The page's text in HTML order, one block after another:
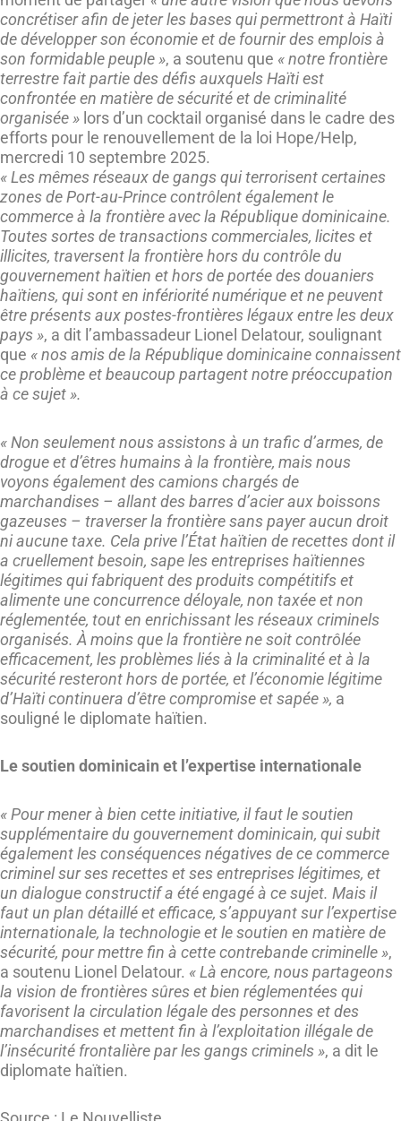
concrétiser afin de jeter les bases qui permettront à Haïti
de développer son économie et de fournir des emplois à
son formidable peuple », a soutenu que « notre frontière
terrestre fait partie des défis auxquels Haïti est
confrontée en matière de sécurité et de criminalité
organisée » lors d’un cocktail organisé dans le cadre des
efforts pour le renouvellement de la loi Hope/Help,
mercredi 10 septembre 2025.
« Les mêmes réseaux de gangs qui terrorisent certaines
zones de Port-au-Prince contrôlent également le
commerce à la frontière avec la République dominicaine.
Toutes sortes de transactions commerciales, licites et
illicites, traversent la frontière hors du contrôle du
gouvernement haïtien et hors de portée des douaniers
haïtiens, qui sont en infériorité numérique et ne peuvent
être présents aux postes-frontières légaux entre les deux
pays », a dit l’ambassadeur Lionel Delatour, soulignant
que « nos amis de la République dominicaine connaissent
ce problème et beaucoup partagent notre préoccupation
à ce sujet ».
« Non seulement nous assistons à un trafic d’armes, de
drogue et d’êtres humains à la frontière, mais nous
voyons également des camions chargés de
marchandises – allant des barres d’acier aux boissons
gazeuses – traverser la frontière sans payer aucun droit
ni aucune taxe. Cela prive l’État haïtien de recettes dont il
a cruellement besoin, sape les entreprises haïtiennes
légitimes qui fabriquent des produits compétitifs et
alimente une concurrence déloyale, non taxée et non
réglementée, tout en enrichissant les réseaux criminels
organisés. À moins que la frontière ne soit contrôlée
efficacement, les problèmes liés à la criminalité et à la
sécurité resteront hors de portée, et l’économie légitime
d’Haïti continuera d’être compromise et sapée », a
souligné le diplomate haïtien.
Le soutien dominicain et l’expertise internationale
« Pour mener à bien cette initiative, il faut le soutien
supplémentaire du gouvernement dominicain, qui subit
également les conséquences négatives de ce commerce
criminel sur ses recettes et ses entreprises légitimes, et
un dialogue constructif a été engagé à ce sujet. Mais il
faut un plan détaillé et efficace, s’appuyant sur l’expertise
internationale, la technologie et le soutien en matière de
sécurité, pour mettre fin à cette contrebande criminelle »,
a soutenu Lionel Delatour. « Là encore, nous partageons
la vision de frontières sûres et bien réglementées qui
favorisent la circulation légale des personnes et des
marchandises et mettent fin à l’exploitation illégale de
l’insécurité frontalière par les gangs criminels », a dit le
diplomate haïtien.